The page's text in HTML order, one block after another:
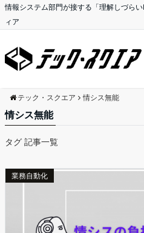
情報システム部門が接する「理解しづら
ィア
テック・スクエア 情シス無能
情シス無能
タグ 記事一覧
業務自動化